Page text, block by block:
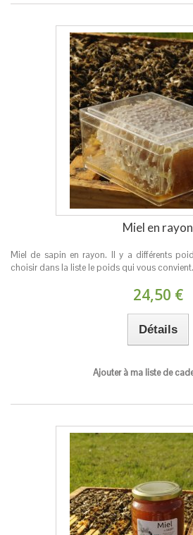
Miel en rayon
Miel de sapin en rayon. Il y a différents
choisir dans la liste le poids qui vous convient.
24,50 €
Détails
Ajouter à ma liste de